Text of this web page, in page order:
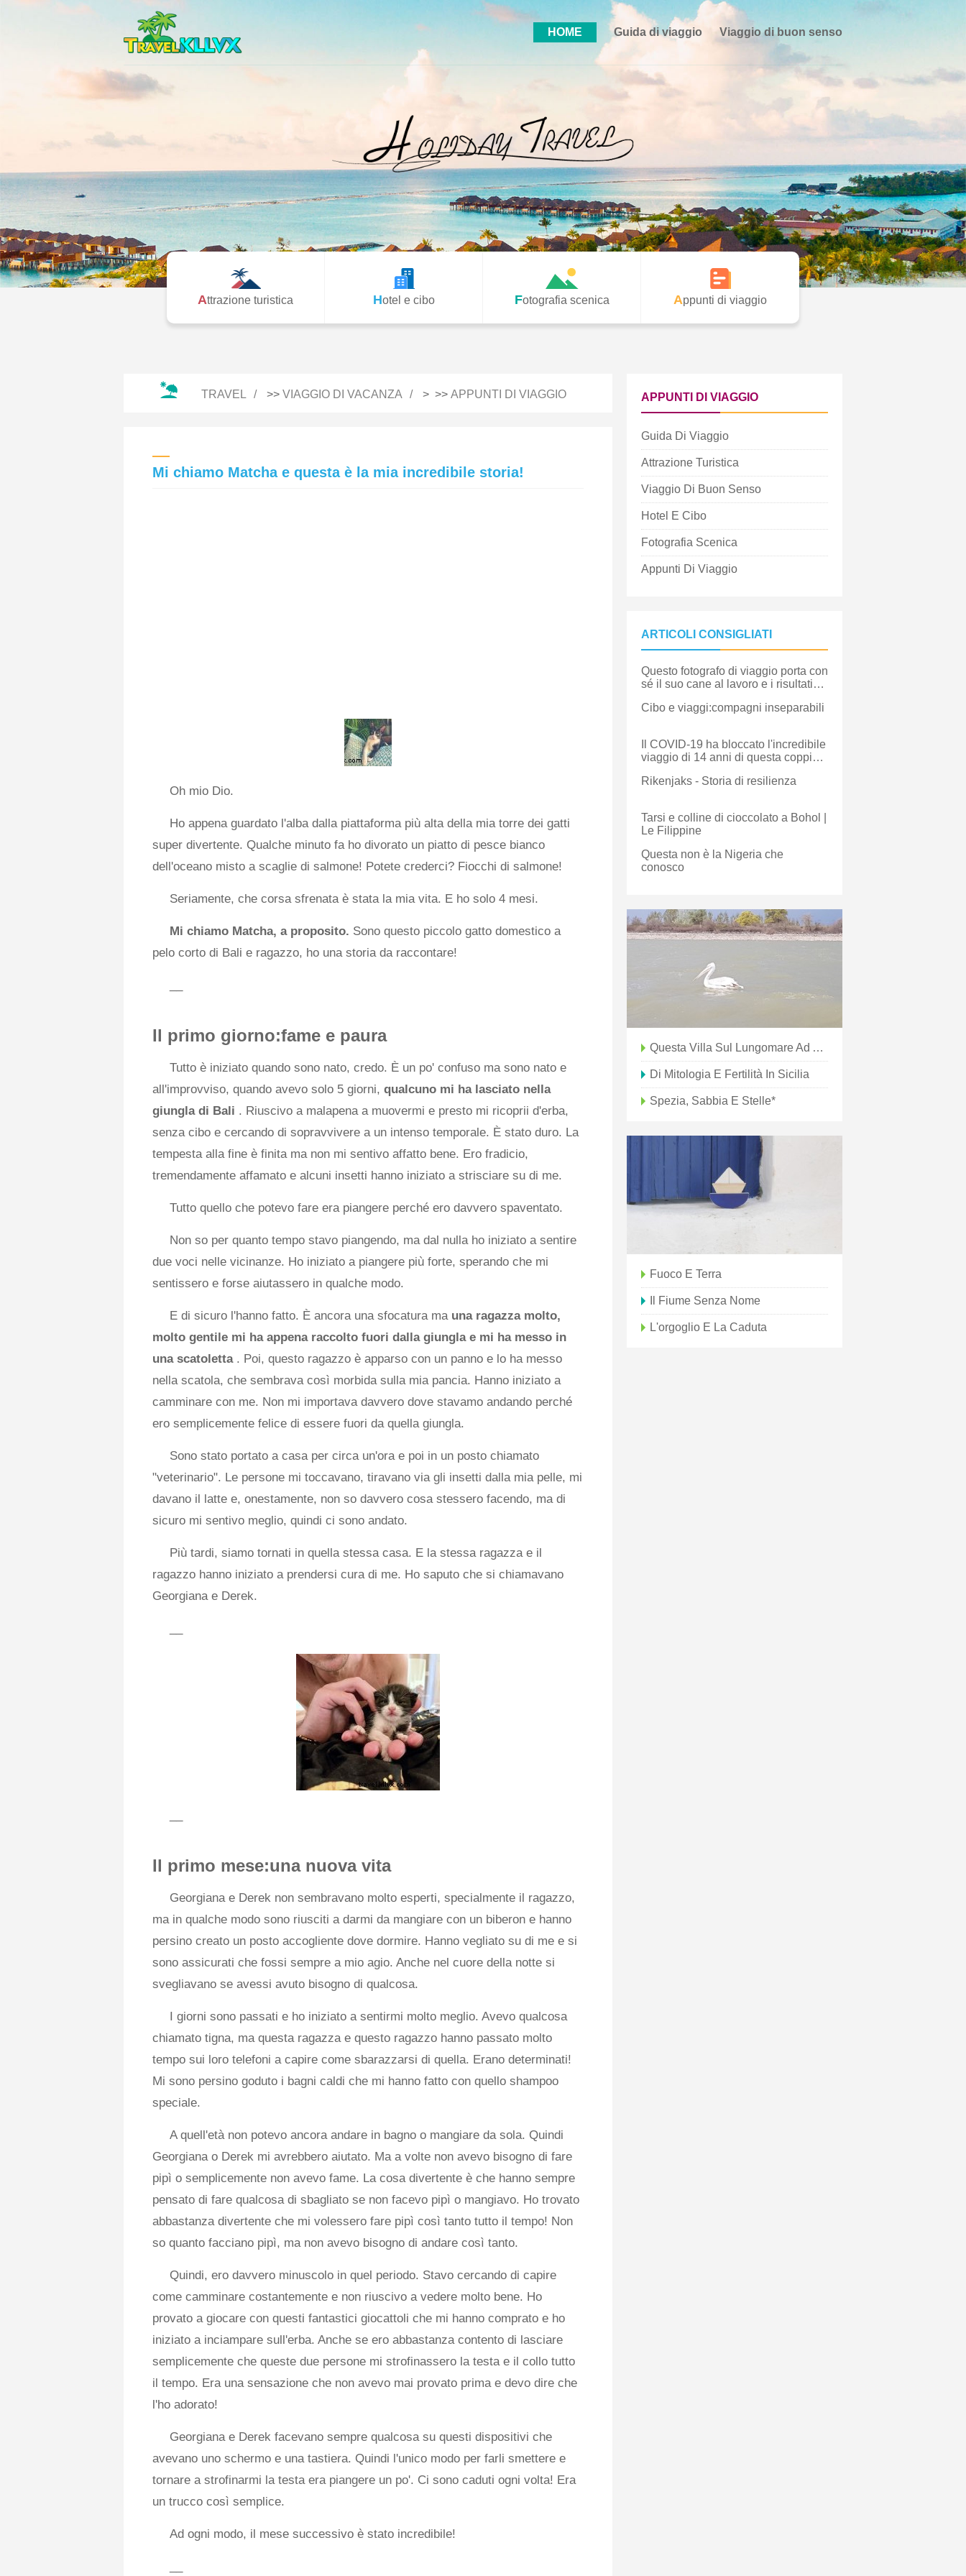
HOME Guida di viaggio Viaggio di buon senso
Attrazione turistica Hotel e cibo Fotografia scenica Appunti di viaggio
TRAVEL >> VIAGGIO DI VACANZA > >> APPUNTI DI VIAGGIO
Mi chiamo Matcha e questa è la mia incredibile storia!
Oh mio Dio.
Ho appena guardato l'alba dalla piattaforma più alta della mia torre dei gatti
super divertente. Qualche minuto fa ho divorato un piatto di pesce bianco
dell'oceano misto a scaglie di salmone! Potete crederci? Fiocchi di salmone!
Seriamente, che corsa sfrenata è stata la mia vita. E ho solo 4 mesi.
Mi chiamo Matcha, a proposito. Sono questo piccolo gatto domestico a
pelo corto di Bali e ragazzo, ho una storia da raccontare!
Il primo giorno:fame e paura
Tutto è iniziato quando sono nato, credo. È un po' confuso ma sono nato e
all'improvviso, quando avevo solo 5 giorni, qualcuno mi ha lasciato nella
giungla di Bali . Riuscivo a malapena a muovermi e presto mi ricoprii d'erba,
senza cibo e cercando di sopravvivere a un intenso temporale. È stato duro. La
tempesta alla fine è finita ma non mi sentivo affatto bene. Ero fradicio,
tremendamente affamato e alcuni insetti hanno iniziato a strisciare su di me.
Tutto quello che potevo fare era piangere perché ero davvero spaventato.
Non so per quanto tempo stavo piangendo, ma dal nulla ho iniziato a sentire
due voci nelle vicinanze. Ho iniziato a piangere più forte, sperando che mi
sentissero e forse aiutassero in qualche modo.
E di sicuro l'hanno fatto. È ancora una sfocatura ma una ragazza molto,
molto gentile mi ha appena raccolto fuori dalla giungla e mi ha messo in
una scatoletta. Poi, questo ragazzo è apparso con un panno e lo ha messo
nella scatola, che sembrava così morbida sulla mia pancia. Hanno iniziato a
camminare con me. Non mi importava davvero dove stavamo andando perché
ero semplicemente felice di essere fuori da quella giungla.
Sono stato portato a casa per circa un'ora e poi in un posto chiamato
"veterinario". Le persone mi toccavano, tiravano via gli insetti dalla mia pelle, mi
davano il latte e, onestamente, non so davvero cosa stessero facendo, ma di
sicuro mi sentivo meglio, quindi ci sono andato.
Più tardi, siamo tornati in quella stessa casa. E la stessa ragazza e il
ragazzo hanno iniziato a prendersi cura di me. Ho saputo che si chiamavano
Georgiana e Derek.
Il primo mese:una nuova vita
Georgiana e Derek non sembravano molto esperti, specialmente il ragazzo,
ma in qualche modo sono riusciti a darmi da mangiare con un biberon e hanno
persino creato un posto accogliente dove dormire. Hanno vegliato su di me e si
sono assicurati che fossi sempre a mio agio. Anche nel cuore della notte si
svegliavano se avessi avuto bisogno di qualcosa.
I giorni sono passati e ho iniziato a sentirmi molto meglio. Avevo qualcosa
chiamato tigna, ma questa ragazza e questo ragazzo hanno passato molto
tempo sui loro telefoni a capire come sbarazzarsi di quella. Erano determinati!
Mi sono persino goduto i bagni caldi che mi hanno fatto con quello shampoo
speciale.
A quell'età non potevo ancora andare in bagno o mangiare da sola. Quindi
Georgiana o Derek mi avrebbero aiutato. Ma a volte non avevo bisogno di fare
pipì o semplicemente non avevo fame. La cosa divertente è che hanno sempre
pensato di fare qualcosa di sbagliato se non facevo pipì o mangiavo. Ho trovato
abbastanza divertente che mi volessero fare pipì così tanto tutto il tempo! Non
so quanto facciano pipì, ma non avevo bisogno di andare così tanto.
Quindi, ero davvero minuscolo in quel periodo. Stavo cercando di capire
come camminare costantemente e non riuscivo a vedere molto bene. Ho
provato a giocare con questi fantastici giocattoli che mi hanno comprato e ho
iniziato a inciampare sull'erba. Anche se ero abbastanza contento di lasciare
semplicemente che queste due persone mi strofinassero la testa e il collo tutto
il tempo. Era una sensazione che non avevo mai provato prima e devo dire che
l'ho adorato!
Georgiana e Derek facevano sempre qualcosa su questi dispositivi che
avevano uno schermo e una tastiera. Quindi l'unico modo per farli smettere e
tornare a strofinarmi la testa era piangere un po'. Ci sono caduti ogni volta! Era
un trucco così semplice.
Ad ogni modo, il mese successivo è stato incredibile!
APPUNTI DI VIAGGIO
Guida Di Viaggio
Attrazione Turistica
Viaggio Di Buon Senso
Hotel E Cibo
Fotografia Scenica
Appunti Di Viaggio
ARTICOLI CONSIGLIATI
Questo fotografo di viaggio porta con
sé il suo cane al lavoro e i risultati
Cibo e viaggi:compagni inseparabili
Il COVID-19 ha bloccato l'incredibile
viaggio di 14 anni di questa coppia,
Rikenjaks - Storia di resilienza
Tarsi e colline di cioccolato a Bohol |
Le Filippine
Questa non è la Nigeria che
conosco
Questa Villa Sul Lungomare Ad Anguilla Ha Una Baia Privata Per Nuotare E Il Tuo Nome È Scritto Dappertutto
Di Mitologia E Fertilità In Sicilia
Spezia, Sabbia E Stelle*
Fuoco E Terra
Il Fiume Senza Nome
L'orgoglio E La Caduta